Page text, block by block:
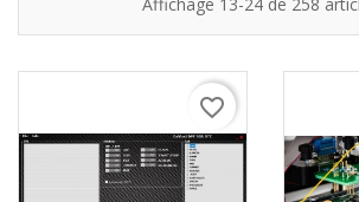
favorite_border